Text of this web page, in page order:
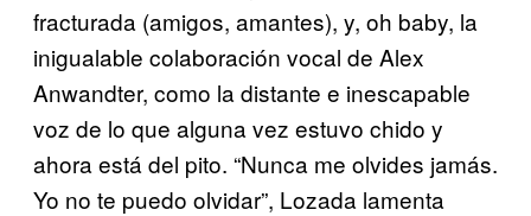
fracturada (amigos, amantes), y, oh baby, la
inigualable colaboración vocal de Alex
Anwandter, como la distante e inescapable
voz de lo que alguna vez estuvo chido y
ahora está del pito. “Nunca me olvides jamás.
Yo no te puedo olvidar”, Lozada lamenta